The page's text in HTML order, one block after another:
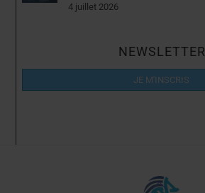
4 juillet 2026
NEWSLETTER
JE M'INSCRIS
Back